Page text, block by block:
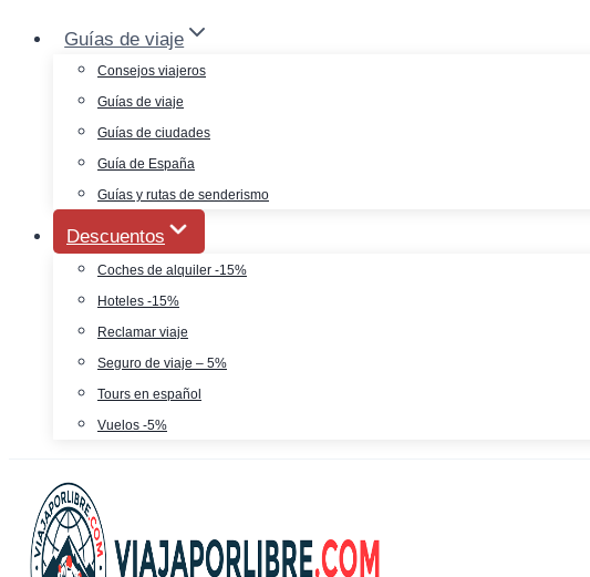
Saltar
contenido
Guías de viaje
Consejos viajeros
Guías de viaje
Guías de ciudades
Guía de España
Guías y rutas de senderismo
Descuentos
Coches de alquiler -15%
Hoteles -15%
Reclamar viaje
Seguro de viaje – 5%
Tours en español
Vuelos -5%